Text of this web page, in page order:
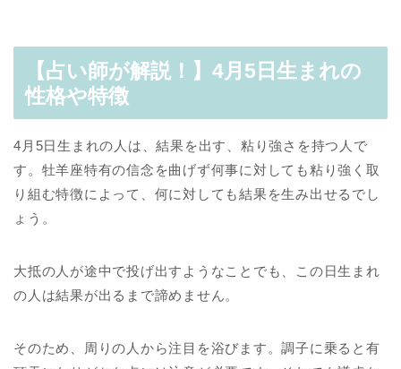
【占い師が解説！】4月5日生まれの
性格や特徴
4月5日生まれの人は、結果を出す、粘り強さを持つ人で
す。牡羊座特有の信念を曲げず何事に対しても粘り強く取
り組む特徴によって、何に対しても結果を生み出せるでし
ょう。
大抵の人が途中で投げ出すようなことでも、この日生まれ
の人は結果が出るまで諦めません。
そのため、周りの人から注目を浴びます。調子に乗ると有